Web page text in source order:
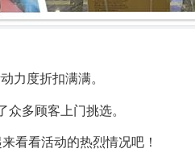
力度折扣满满。
众多顾客上门挑选。
看看活动的热烈情况吧！